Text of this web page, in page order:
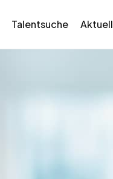
Talentsuche Aktuell